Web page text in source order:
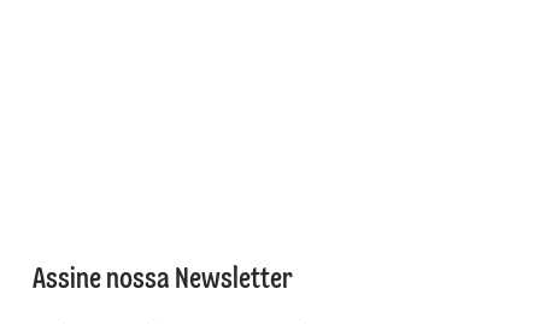
Assine nossa Newsletter